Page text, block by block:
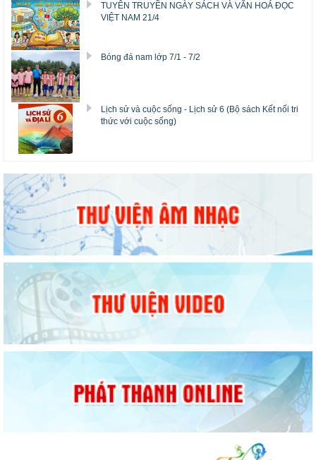
TUYÊN TRUYỀN NGÀY SÁCH VÀ VĂN HOÁ ĐỌC
VIỆT NAM 21/4
Bóng đá nam lớp 7/1 - 7/2
Lịch sử và cuộc sống - Lịch sử 6 (Bộ sách Kết nối tri
thức với cuộc sống)